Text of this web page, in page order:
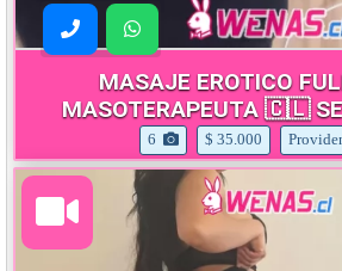
MASAJE EROTICO
MASOTERAPEUTA 🇨🇱
6 $ 35.000